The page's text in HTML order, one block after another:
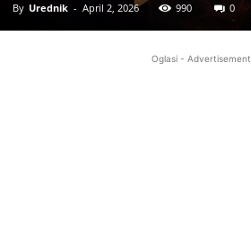
By Urednik - April 2, 2026 990 0
Oglasi - Advertisement